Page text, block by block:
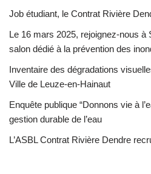
Job étudiant, le Contrat Rivière
Le 16 mars 2025, rejoignez-nous à
salon dédié à la prévention des
Inventaire des dégradations
Ville de Leuze-en-Hainaut
Enquête publique “Donnons vie à
gestion durable de l’eau
L’ASBL Contrat Rivière Dendre